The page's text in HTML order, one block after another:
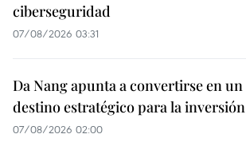
ciberseguridad
07/08/2026 03:31
Da Nang apunta a convertirse en un
destino estratégico para la inversión
07/08/2026 02:00